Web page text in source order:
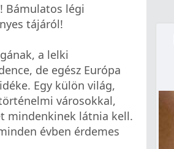
Bámulatos légi
tájáról!
a lelki
de egész Európa
Egy külön világ,
városokkal,
mindenkinek látnia kell.
évben érdemes